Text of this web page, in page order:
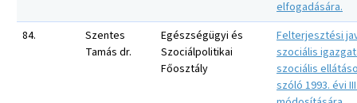
elfogadására.
84.
Szentes
Tamás dr.
Egészségügyi és
Szociálpolitikai
Főosztály
Felterjesztési
szociális
szociális
szóló 1993. évi